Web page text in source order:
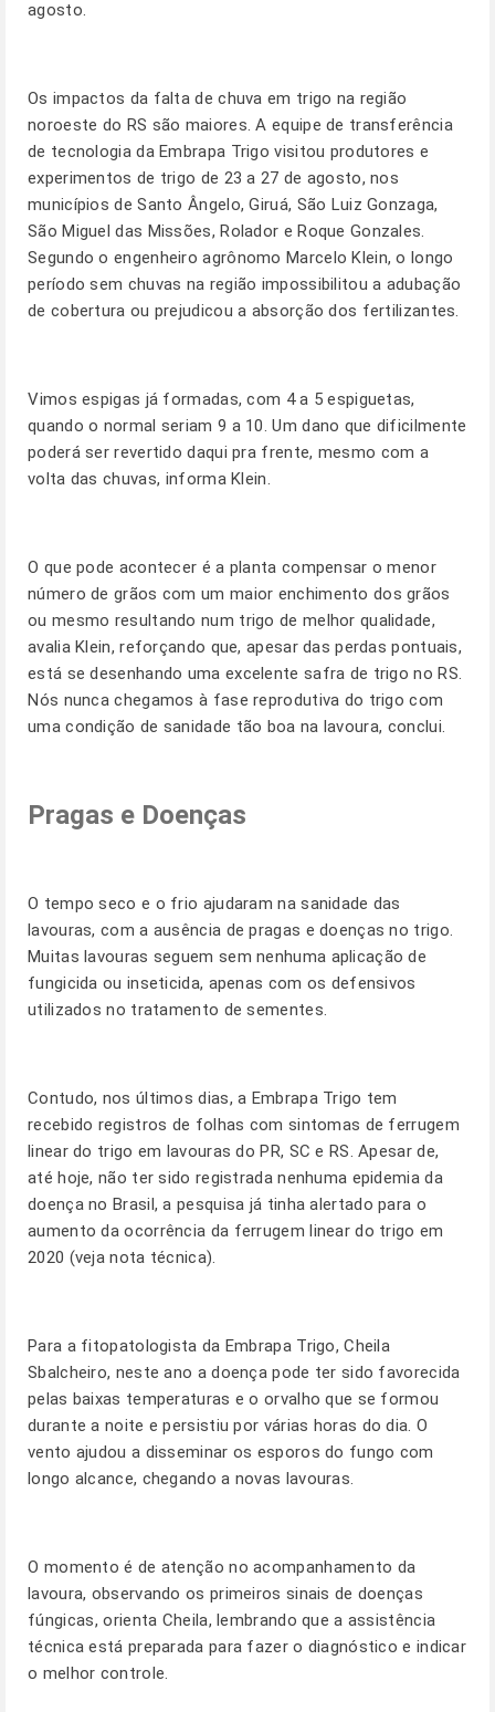
agosto.
Os impactos da falta de chuva em trigo na região
noroeste do RS são maiores. A equipe de transferência
de tecnologia da Embrapa Trigo visitou produtores e
experimentos de trigo de 23 a 27 de agosto, nos
municípios de Santo Ângelo, Giruá, São Luiz Gonzaga,
São Miguel das Missões, Rolador e Roque Gonzales.
Segundo o engenheiro agrônomo Marcelo Klein, o longo
período sem chuvas na região impossibilitou a adubação
de cobertura ou prejudicou a absorção dos fertilizantes.
Vimos espigas já formadas, com 4 a 5 espiguetas,
quando o normal seriam 9 a 10. Um dano que dificilmente
poderá ser revertido daqui pra frente, mesmo com a
volta das chuvas, informa Klein.
O que pode acontecer é a planta compensar o menor
número de grãos com um maior enchimento dos grãos
ou mesmo resultando num trigo de melhor qualidade,
avalia Klein, reforçando que, apesar das perdas pontuais,
está se desenhando uma excelente safra de trigo no RS.
Nós nunca chegamos à fase reprodutiva do trigo com
uma condição de sanidade tão boa na lavoura, conclui.
Pragas e Doenças
O tempo seco e o frio ajudaram na sanidade das
lavouras, com a ausência de pragas e doenças no trigo.
Muitas lavouras seguem sem nenhuma aplicação de
fungicida ou inseticida, apenas com os defensivos
utilizados no tratamento de sementes.
Contudo, nos últimos dias, a Embrapa Trigo tem
recebido registros de folhas com sintomas de ferrugem
linear do trigo em lavouras do PR, SC e RS. Apesar de,
até hoje, não ter sido registrada nenhuma epidemia da
doença no Brasil, a pesquisa já tinha alertado para o
aumento da ocorrência da ferrugem linear do trigo em
2020 (veja nota técnica).
Para a fitopatologista da Embrapa Trigo, Cheila
Sbalcheiro, neste ano a doença pode ter sido favorecida
pelas baixas temperaturas e o orvalho que se formou
durante a noite e persistiu por várias horas do dia. O
vento ajudou a disseminar os esporos do fungo com
longo alcance, chegando a novas lavouras.
O momento é de atenção no acompanhamento da
lavoura, observando os primeiros sinais de doenças
fúngicas, orienta Cheila, lembrando que a assistência
técnica está preparada para fazer o diagnóstico e indicar
o melhor controle.